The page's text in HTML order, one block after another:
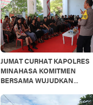
JUMAT CURHAT KAPOLRES
MINAHASA KOMITMEN
BERSAMA WUJUDKAN
KONDUSIF